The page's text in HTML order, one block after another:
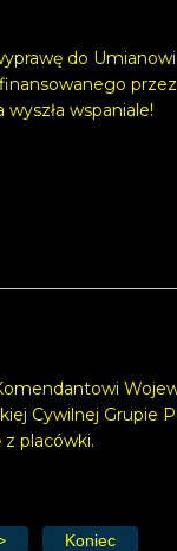
do
wspaniale!
Cywilnej Grupie
placówki.
Koniec